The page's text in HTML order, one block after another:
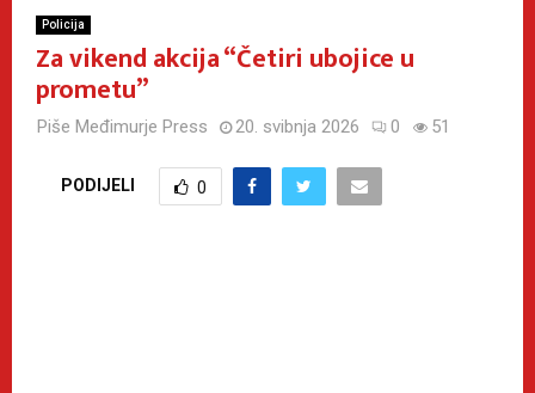
Policija
Za vikend akcija “Četiri ubojice u
prometu”
Piše Međimurje Press 20. svibnja 2026 0 51
PODIJELI 0